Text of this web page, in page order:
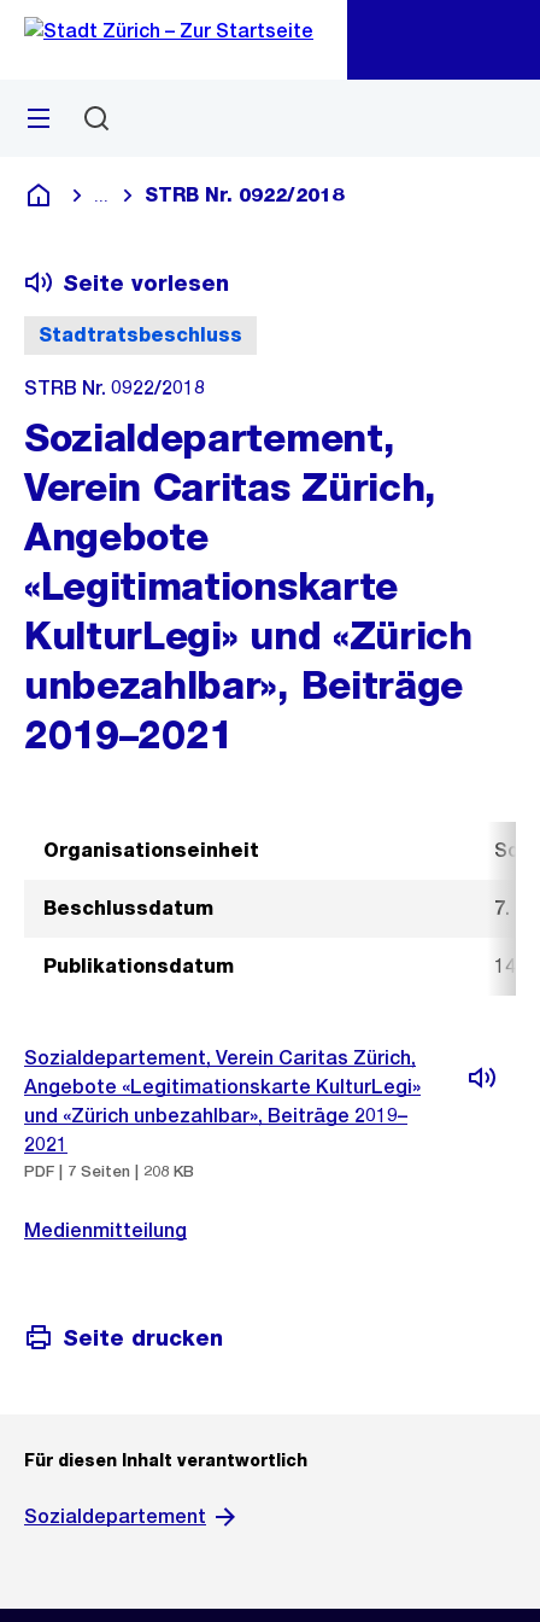
Navigation
Sprunglink
Menü
Deutsch
Blende alle Breadcrumbs ein
STRB Nr. 0922/2018
Stadtratsbeschluss
Seite vorlesen
STRB Nr. 0922/2018
Sozialdepartement,
Verein Caritas Zürich,
Angebote
«Legitimationskarte
KulturLegi» und «Zürich
unbezahlbar», Beiträge
2019–2021
Organisationseinheit
Beschlussdatum 7.
Publikationsdatum 14.
Sozialdepartement, Verein Caritas Zürich,
Angebote «Legitimationskarte KulturLegi»
und «Zürich unbezahlbar», Beiträge 2019–
2021
PDF | 7 Seiten | 208 KB
Medienmitteilung
Seite drucken
Für diesen Inhalt verantwortlich
Sozialdepartement